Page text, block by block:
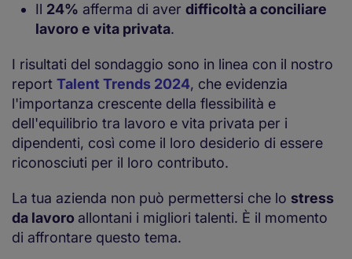
Il 24% afferma di aver difficoltà a conciliare
lavoro e vita privata.
I risultati del sondaggio sono in linea con il nostro
report Talent Trends 2024, che evidenzia
l'importanza crescente della flessibilità e
dell'equilibrio tra lavoro e vita privata per i
dipendenti, così come il loro desiderio di essere
riconosciuti per il loro contributo.
La tua azienda non può permettersi che lo stress
da lavoro allontani i migliori talenti. È il momento
di affrontare questo tema.